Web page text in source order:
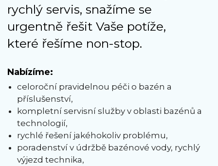
rychlý servis, snažíme se
urgentně řešit Vaše potíže,
které řešíme non-stop.
Nabízíme:
celoroční pravidelnou péči o bazén a
příslušenství,
kompletní servisní služby v oblasti bazénů a
technologií,
rychlé řešení jakéhokoliv problému,
poradenství v údržbě bazénové vody, rychlý
výjezd technika,